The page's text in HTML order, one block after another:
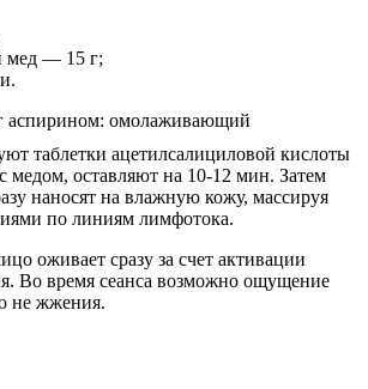
мед — 15 г;
таблетки ацетилсалициловой кислоты
медом, оставляют на 10-12 мин. Затем
наносят на влажную кожу, массируя
по линиям лимфотока.
оживает сразу за счет активации
Во время сеанса возможно ощущение
не жжения.